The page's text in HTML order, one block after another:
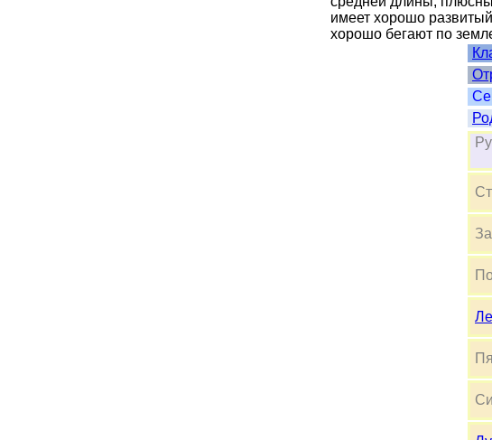
имеет хорошо
хорошо бегают по